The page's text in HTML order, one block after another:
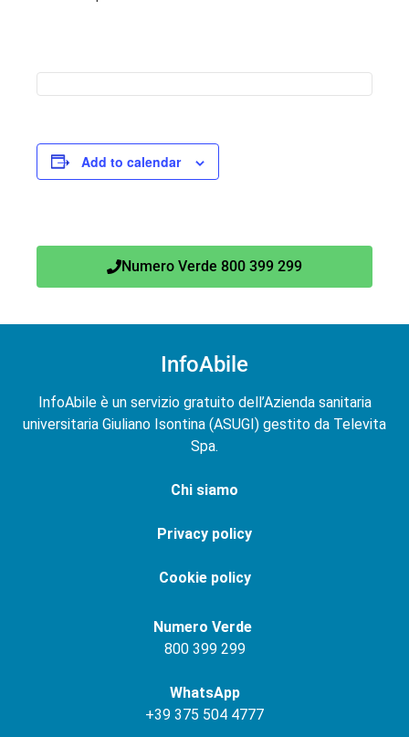
Add to calendar
Numero Verde 800 399 299
InfoAbile
InfoAbile è un servizio gratuito dell’Azienda sanitaria
universitaria Giuliano Isontina (ASUGI) gestito da Televita
Spa.
Chi siamo
Privacy policy
Cookie policy
Numero Verde
800 399 299
WhatsApp
+39 375 504 4777